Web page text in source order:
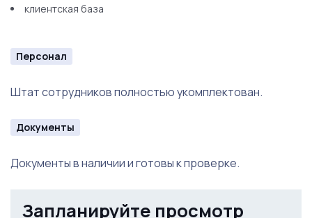
клиентская база
Персонал
Штат сотрудников полностью укомплектован.
Документы
Документы в наличии и готовы к проверке.
Запланируйте просмотр